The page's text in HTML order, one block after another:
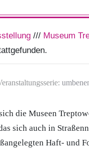
/// Museum
die Museen
sich auch in
Haft- und